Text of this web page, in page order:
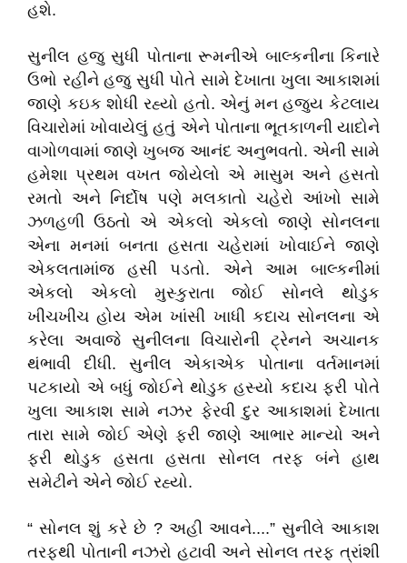
હશે.
સુનીલ હજુ સુધી પોતાના રૂમનીએ બાલ્કનીના કિનારે
ઉભો રહીને હજુ સુધી પોતે સામે દેખાતા ખુલા આકાશમાં
જાણે કઇક શોધી રહ્યો હતો. એનું મન હજુય કેટલાય
વિચારોમાં ખોવાયેલું હતું એને પોતાના ભૂતકાળની યાદોને
વાગોળવામાં જાણે ખુબજ આનંદ અનુભવતો. એની સામે
હમેશા પ્રથમ વખત જોયેલો એ માસુમ અને હસતો
રમતો અને નિર્દોષ પણે મલકાતો ચહેરો આંખો સામે
ઝળહળી ઉઠતો એ એકલો એકલો જાણે સોનલના
એના મનમાં બનતા હસતા ચહેરામાં ખોવાઈને જાણે
એકલતામાંજ હસી પડતો. એને આમ બાલ્કનીમાં
એકલો એકલો મુસ્કુરાતા જોઈ સોનલે થોડુક
ખીચખીચ હોય એમ ખાંસી ખાધી કદાચ સોનલના એ
કરેલા અવાજે સુનીલના વિચારોની ટ્રેનને અચાનક
થંભાવી દીધી. સુનીલ એકાએક પોતાના વર્તમાનમાં
પટકાયો એ બધું જોઈને થોડુક હસ્યો કદાચ ફરી પોતે
ખુલા આકાશ સામે નઝર ફેરવી દુર આકાશમાં દેખાતા
તારા સામે જોઈ એણે ફરી જાણે આભાર માન્યો અને
ફરી થોડુક હસતા હસતા સોનલ તરફ બંને હાથ
સમેટીને એને જોઈ રહ્યો.
“ સોનલ શું કરે છે ? અહી આવને....” સુનીલે આકાશ
તરફથી પોતાની નઝરો હટાવી અને સોનલ તરફ ત્રાંશી